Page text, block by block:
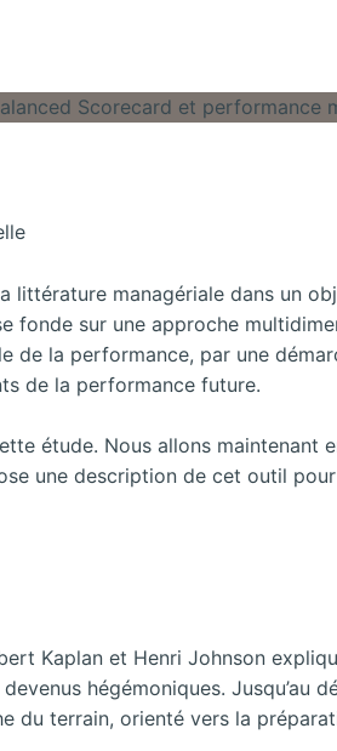
littérature managériale dans un
sur une approche
de la performance, par une
de la performance future.
étude. Nous allons
une description de cet outil
Kaplan et Henri Johnson
hégémoniques.
du terrain, orienté vers la